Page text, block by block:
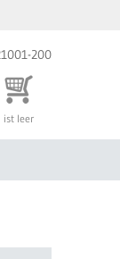
200
ist leer